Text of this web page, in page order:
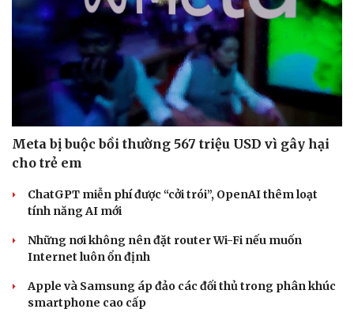
Meta bị buộc bồi thường 567 triệu USD vì gây hại
cho trẻ em
ChatGPT miễn phí được “cởi trói”, OpenAI thêm loạt
tính năng AI mới
Những nơi không nên đặt router Wi-Fi nếu muốn
Internet luôn ổn định
Apple và Samsung áp đảo các đối thủ trong phân khúc
smartphone cao cấp